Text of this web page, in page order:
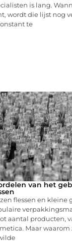
is lang.
wordt die lijst nog
te
van het
flessen en kleine
aantal producten,
Maar waarom